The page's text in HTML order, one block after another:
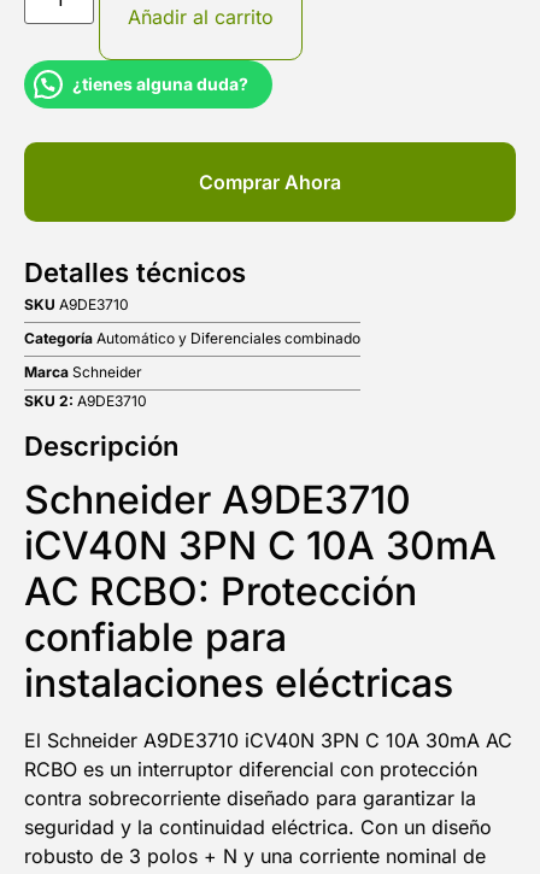
Añadir al carrito
¿tienes alguna duda?
Comprar Ahora
Detalles técnicos
SKU A9DE3710
Categoría Automático y Diferenciales combinado
Marca Schneider
SKU 2: A9DE3710
Descripción
Schneider A9DE3710
iCV40N 3PN C 10A 30mA
AC RCBO: Protección
confiable para
instalaciones eléctricas
El Schneider A9DE3710 iCV40N 3PN C 10A 30mA AC
RCBO es un interruptor diferencial con protección
contra sobrecorriente diseñado para garantizar la
seguridad y la continuidad eléctrica. Con un diseño
robusto de 3 polos + N y una corriente nominal de